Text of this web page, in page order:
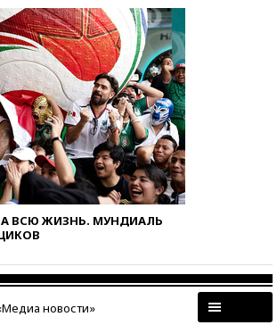
ВСЮ ЖИЗНЬ. МУНДИАЛЬ
новости»